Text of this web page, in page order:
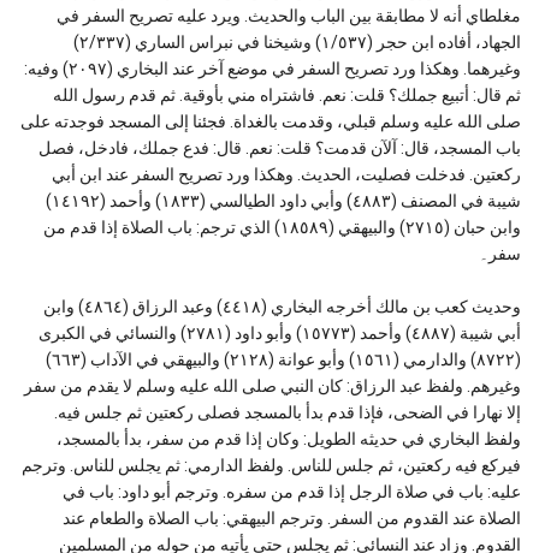
مغلطاي أنه لا مطابقة بين الباب والحديث. ويرد عليه تصريح السفر في
الجهاد، أفاده ابن حجر (١/٥٣٧) وشيخنا في نبراس الساري (٢/٣٣٧)
وغيرهما. وهكذا ورد تصريح السفر في موضع آخر عند البخاري (٢٠٩٧) وفيه:
ثم قال: أتبيع جملك؟ قلت: نعم. فاشتراه مني بأوقية. ثم قدم رسول الله
صلى الله عليه وسلم قبلي، وقدمت بالغداة. فجئنا إلى المسجد فوجدته على
باب المسجد، قال: آلآن قدمت؟ قلت: نعم. قال: فدع جملك، فادخل، فصل
ركعتين. فدخلت فصليت، الحديث. وهكذا ورد تصريح السفر عند ابن أبي
شيبة في المصنف (٤٨٨٣) وأبي داود الطيالسي (١٨٣٣) وأحمد (١٤١٩٢)
وابن حبان (٢٧١٥) والبيهقي (١٨٥٨٩) الذي ترجم: باب الصلاة إذا قدم من
سفر۔
وحديث كعب بن مالك أخرجه البخاري (٤٤١٨) وعبد الرزاق (٤٨٦٤) وابن
أبي شيبة (٤٨٨٧) وأحمد (١٥٧٧٣) وأبو داود (٢٧٨١) والنسائي في الكبرى
(٨٧٢٢) والدارمي (١٥٦١) وأبو عوانة (٢١٢٨) والبيهقي في الآداب (٦٦٣)
وغيرهم. ولفظ عبد الرزاق: كان النبي صلى الله عليه وسلم لا يقدم من سفر
إلا نهارا في الضحى، فإذا قدم بدأ بالمسجد فصلى ركعتين ثم جلس فيه.
ولفظ البخاري في حديثه الطويل: وكان إذا قدم من سفر، بدأ بالمسجد،
فيركع فيه ركعتين، ثم جلس للناس. ولفظ الدارمي: ثم يجلس للناس. وترجم
عليه: باب في صلاة الرجل إذا قدم من سفره. وترجم أبو داود: باب في
الصلاة عند القدوم من السفر. وترجم البيهقي: باب الصلاة والطعام عند
القدوم. وزاد عند النسائي: ثم يجلس حتى يأتيه من حوله من المسلمين